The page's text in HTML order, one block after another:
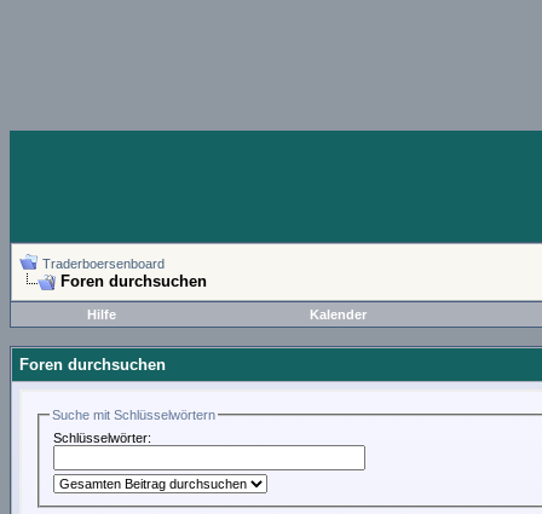
Traderboersenboard
Foren durchsuchen
Hilfe Kalender
Foren durchsuchen
Suche mit Schlüsselwörtern
Schlüsselwörter: